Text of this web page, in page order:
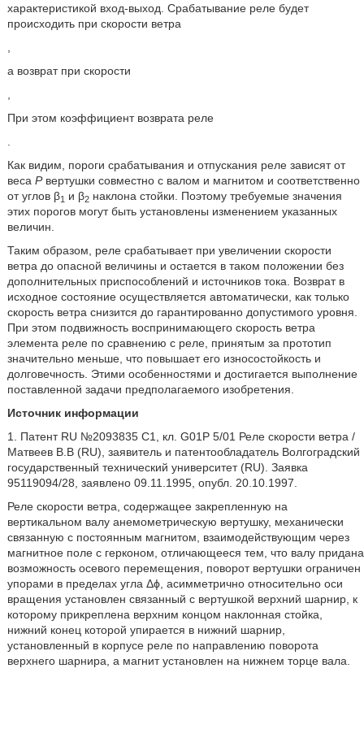
характеристикой вход-выход. Срабатывание реле будет
происходить при скорости ветра
а возврат при скорости
При этом коэффициент возврата реле
Как видим, пороги срабатывания и отпускания реле зависят от
веса Рвертушки совместно с валом и магнитом и соответственно
от углов β1 и β2наклона стойки. Поэтому требуемые значения
этих порогов могут быть установлены изменением указанных
величин.
Таким образом, реле срабатывает при увеличении скорости
ветра до опасной величины и остается в таком положении без
дополнительных приспособлений и источников тока. Возврат в
исходное состояние осуществляется автоматически, как только
скорость ветра снизится до гарантированно допустимого уровня.
При этом подвижность воспринимающего скорость ветра
элемента реле по сравнению с реле, принятым за прототип
значительно меньше, что повышает его износостойкость и
долговечность. Этими особенностями и достигается выполнение
поставленной задачи предполагаемого изобретения.
Источник информации
1. Патент RU №2093835 C1, кл. G01P 5/01 Реле скорости ветра /
Матвеев В.В (RU), заявитель и патентообладатель Волгоградский
государственный технический университет (RU). Заявка
95119094/28, заявлено 09.11.1995, опубл. 20.10.1997.
Реле скорости ветра, содержащее закрепленную на
вертикальном валу анемометрическую вертушку, механически
связанную с постоянным магнитом, взаимодействующим через
магнитное поле с герконом, отличающееся тем, что валу придана
возможность осевого перемещения, поворот вертушки ограничен
упорами в пределах угла Δϕ, асимметрично относительно оси
вращения установлен связанный с вертушкой верхний шарнир, к
которому прикреплена верхним концом наклонная стойка,
нижний конец которой упирается в нижний шарнир,
установленный в корпусе реле по направлению поворота
верхнего шарнира, а магнит установлен на нижнем торце вала.